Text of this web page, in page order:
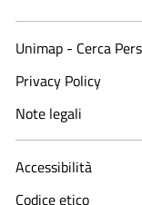
Unimap - Cerca
Privacy Policy
Note legali
Accessibilità
Codice etico